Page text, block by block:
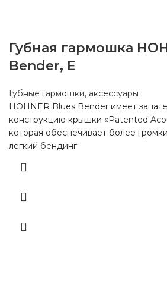
Губная гармошка
Bender, E
Губные гармошки, аксессуары
HOHNER Blues Bender имеет
конструкцию крышки «Patented
которая обеспечивает более
легкий бендинг